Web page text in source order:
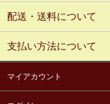
配送・送料について
支払い方法について
マイアカウント